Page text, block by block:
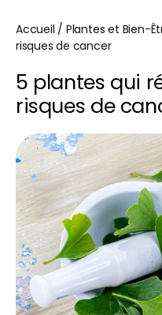
Accueil / Plantes et Bien-
risques de cancer
5 plantes qui
risques de